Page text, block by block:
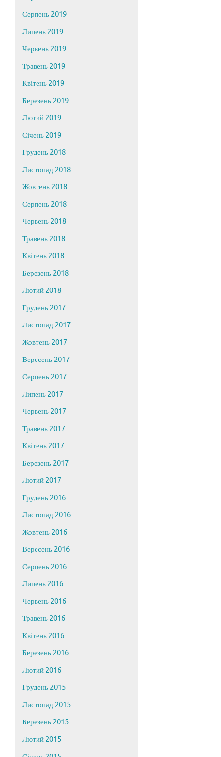
Серпень 2019
Липень 2019
Червень 2019
Травень 2019
Квітень 2019
Березень 2019
Лютий 2019
Січень 2019
Грудень 2018
Листопад 2018
Жовтень 2018
Серпень 2018
Червень 2018
Травень 2018
Квітень 2018
Березень 2018
Лютий 2018
Грудень 2017
Листопад 2017
Жовтень 2017
Вересень 2017
Серпень 2017
Липень 2017
Червень 2017
Травень 2017
Квітень 2017
Березень 2017
Лютий 2017
Грудень 2016
Листопад 2016
Жовтень 2016
Вересень 2016
Серпень 2016
Липень 2016
Червень 2016
Травень 2016
Квітень 2016
Березень 2016
Лютий 2016
Грудень 2015
Листопад 2015
Березень 2015
Лютий 2015